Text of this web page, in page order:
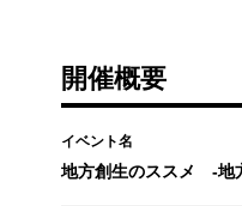
開催概要
イベント名
地方創生のススメ -地